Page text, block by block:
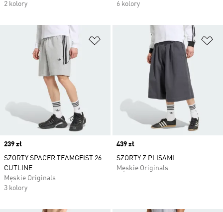
2 kolory
6 kolory
Dodaj do listy życzeń
Price
239 zł
SZORTY SPACER TEAMGEIST 26
CUTLINE
Męskie Originals
3 kolory
Price
439 zł
SZORTY Z PLISAMI
Męskie Originals